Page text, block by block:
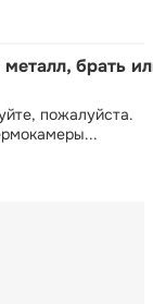
брать
пожалуйста.